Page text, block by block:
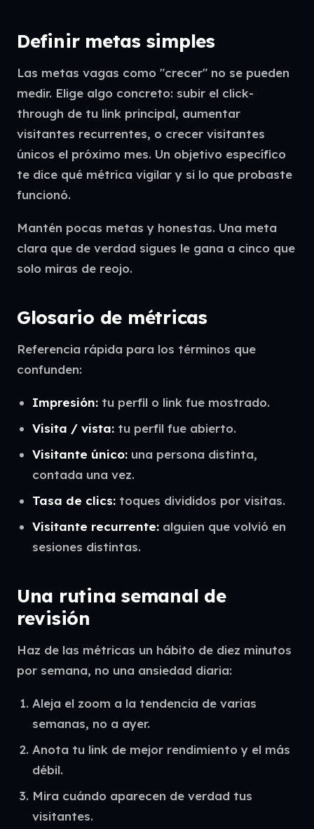
Definir metas simples
Las metas vagas como "crecer" no se pueden
medir. Elige algo concreto: subir el click-
through de tu link principal, aumentar
visitantes recurrentes, o crecer visitantes
únicos el próximo mes. Un objetivo específico
te dice qué métrica vigilar y si lo que probaste
funcionó.
Mantén pocas metas y honestas. Una meta
clara que de verdad sigues le gana a cinco que
solo miras de reojo.
Glosario de métricas
Referencia rápida para los términos que
confunden:
Impresión: tu perfil o link fue mostrado.
Visita / vista: tu perfil fue abierto.
Visitante único: una persona distinta,
contada una vez.
Tasa de clics: toques divididos por visitas.
Visitante recurrente: alguien que volvió en
sesiones distintas.
Una rutina semanal de
revisión
Haz de las métricas un hábito de diez minutos
por semana, no una ansiedad diaria:
Aleja el zoom a la tendencia de varias
semanas, no a ayer.
Anota tu link de mejor rendimiento y el más
débil.
Mira cuándo aparecen de verdad tus
visitantes.